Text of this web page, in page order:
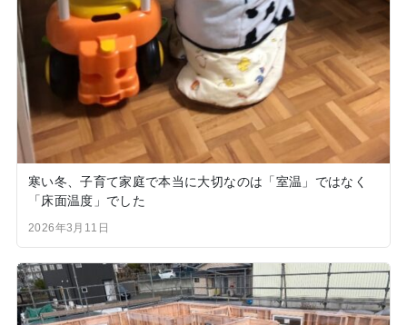
寒い冬、子育て家庭で本当に大切なのは「室温」ではなく
「床面温度」でした
2026年3月11日